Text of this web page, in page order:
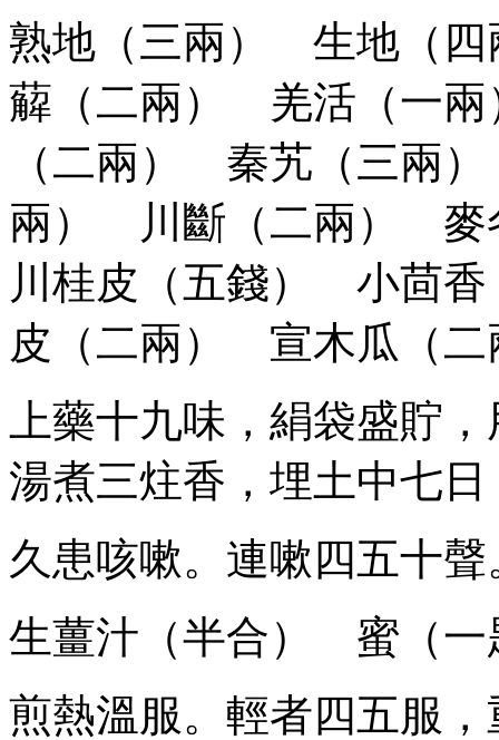
熟地（三兩） 生地（
薢（二兩） 羌活（一
（二兩） 秦艽（三兩
兩） 川斷（二兩）
川桂皮（五錢） 小茴
皮（二兩） 宣木瓜（
上藥十九味，絹袋盛貯
湯煮三炷香，埋土中七
久患咳嗽。連嗽四五十聲
生薑汁（半合） 蜜（一
煎熱溫服。輕者四五服